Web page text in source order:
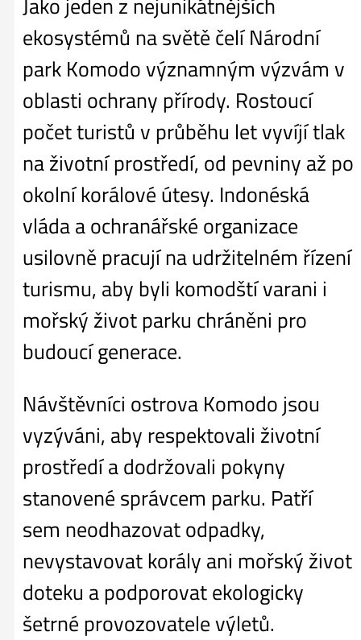
ekosystémů na světě čelí Národní
park Komodo významným výzvám v
oblasti ochrany přírody. Rostoucí
počet turistů v průběhu let vyvíjí tlak
na životní prostředí, od pevniny až po
okolní korálové útesy. Indonéská
vláda a ochranářské organizace
usilovně pracují na udržitelném řízení
turismu, aby byli komodští varani i
mořský život parku chráněni pro
budoucí generace.
Návštěvníci ostrova Komodo jsou
vyzýváni, aby respektovali životní
prostředí a dodržovali pokyny
stanovené správcem parku. Patří
sem neodhazovat odpadky,
nevystavovat korály ani mořský život
doteku a podporovat ekologicky
šetrné provozovatele výletů.